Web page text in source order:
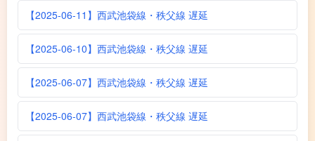
【2025-06-11】西武池袋線・秩父線 遅延
【2025-06-10】西武池袋線・秩父線 遅延
【2025-06-07】西武池袋線・秩父線 遅延
【2025-06-07】西武池袋線・秩父線 遅延